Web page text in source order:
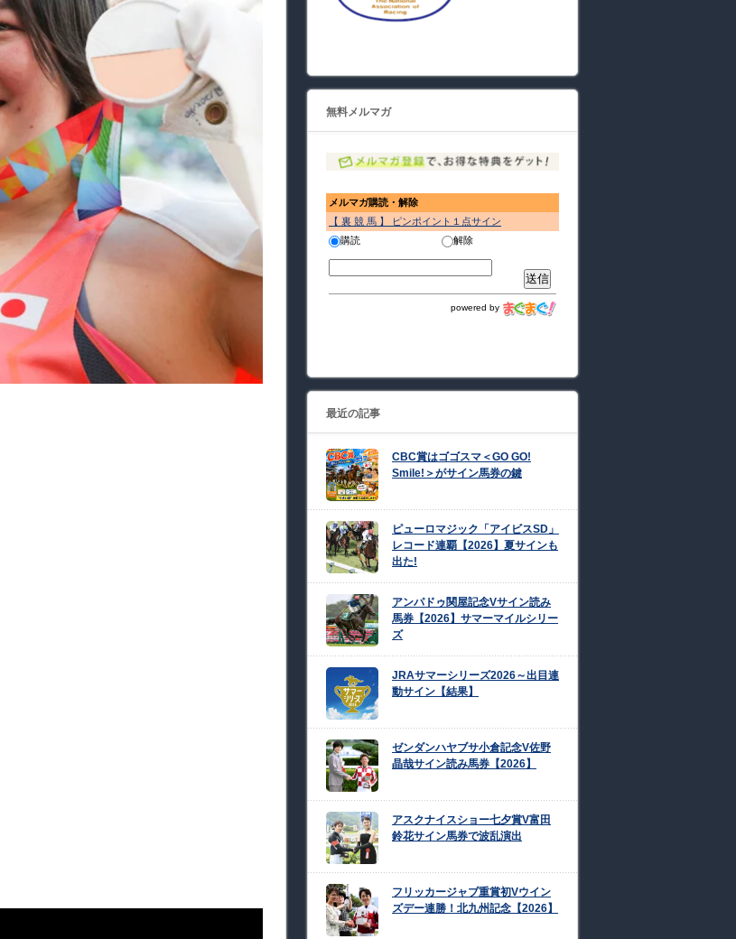
無料メルマガ
メルマガ購読・解除
【 裏 競 馬 】 ピンポイント１点サイン
購読
解除
powered by
最近の記事
CBC賞はゴゴスマ＜GO GO!
Smile!＞がサイン馬券の鍵
ピューロマジック「アイビスSD」
レコード連覇【2026】夏サインも
出た!
アンパドゥ関屋記念Vサイン読み
馬券【2026】サマーマイルシリー
ズ
JRAサマーシリーズ2026～出目連
動サイン【結果】
ゼンダンハヤブサ小倉記念V佐野
晶哉サイン読み馬券【2026】
アスクナイスショー七夕賞V富田
鈴花サイン馬券で波乱演出
フリッカージャブ重賞初Vウイン
ズデー連勝！北九州記念【2026】